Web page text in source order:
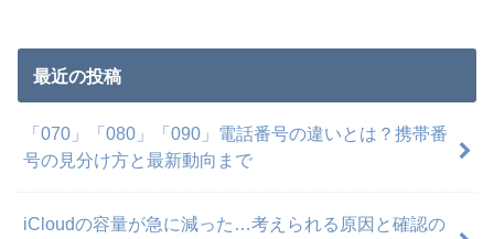
最近の投稿
「070」「080」「090」電話番号の違いとは？携帯番
号の見分け方と最新動向まで
iCloudの容量が急に減った…考えられる原因と確認の